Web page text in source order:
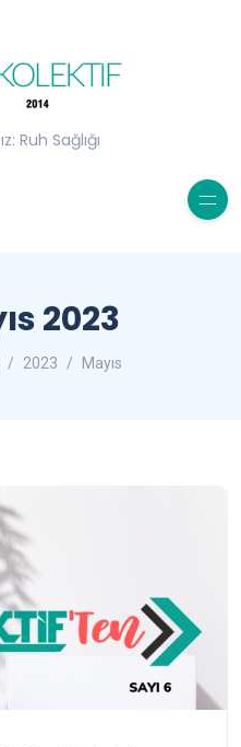
Ruh Sağlığı
2023
2023 Mayıs